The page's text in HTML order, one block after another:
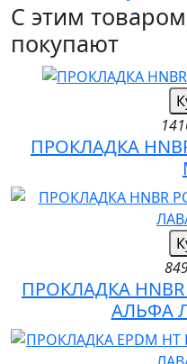
С этим
покупают
ПРОКЛАДКА
ПРОКЛАДКА HNBR
АЛЬФА